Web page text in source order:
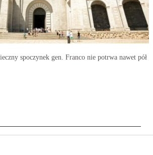
spoczynek gen. Franco nie potrwa nawet pół